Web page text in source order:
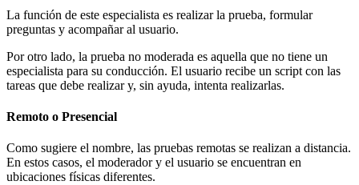
La función de este especialista es realizar la prueba, formular
preguntas y acompañar al usuario.
Por otro lado, la prueba no moderada es aquella que no tiene un
especialista para su conducción. El usuario recibe un script con las
tareas que debe realizar y, sin ayuda, intenta realizarlas.
Remoto o Presencial
Como sugiere el nombre, las pruebas remotas se realizan a distancia.
En estos casos, el moderador y el usuario se encuentran en
ubicaciones físicas diferentes.